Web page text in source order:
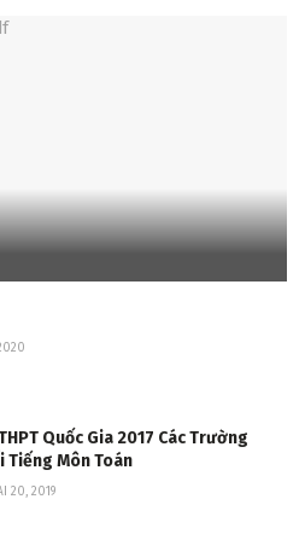
Quốc Gia 2017 Các Trường
Tiếng Môn Toán
20, 2019